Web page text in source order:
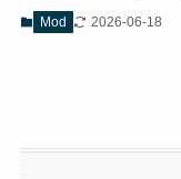
Mod 2026-06-18